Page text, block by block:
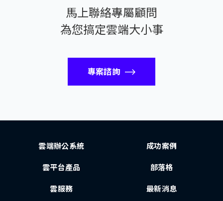
馬上聯絡專屬顧問
為您搞定雲端大小事
專案諮詢
雲端辦公系統
雲平台產品
雲服務
成功案例
部落格
最新消息